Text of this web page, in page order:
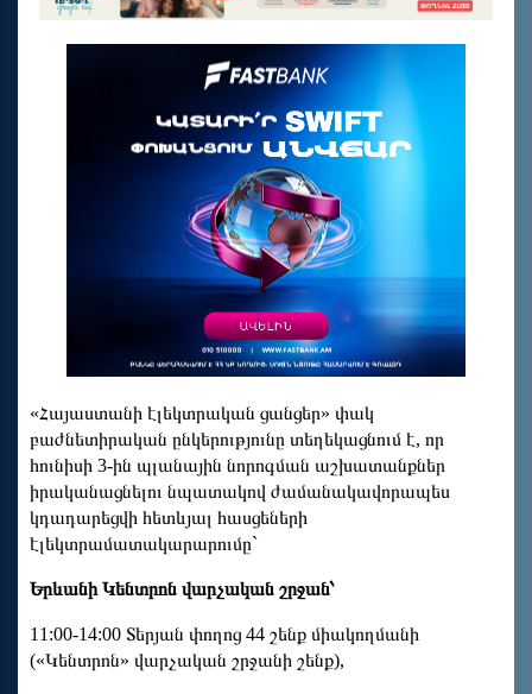
«Հայաստանի էլեկտրական ցանցեր» փակ
բաժնետիրական ընկերությունը տեղեկացնում է, որ
հունիսի 3-ին պլանային նորոգման աշխատանքներ
իրականացնելու նպատակով ժամանակավորապես
կդադարեցվի հետևյալ հասցեների
էլեկտրամատակարարումը`
Երևանի Կենտրոն վարչական շրջան՝
11:00-14:00 Տերյան փողոց 44 շենք միակողմանի
(«Կենտրոն» վարչական շրջանի շենք),